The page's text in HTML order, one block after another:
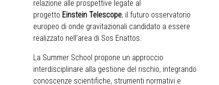
relazione alle prospettive legate al
progetto Einstein Telescope, il futuro osservatorio
europeo di onde gravitazionali candidato a essere
realizzato nell’area di Sos Enattos.
La Summer School propone un approccio
interdisciplinare alla gestione del rischio, integrando
conoscenze scientifiche, strumenti normativi e